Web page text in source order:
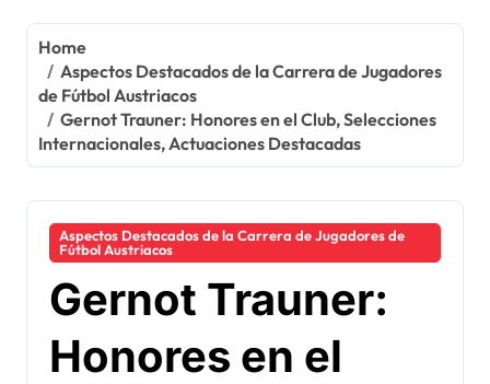
Home
Aspectos Destacados de la Carrera de Jugadores
de Fútbol Austriacos
Gernot Trauner: Honores en el Club, Selecciones
Internacionales, Actuaciones Destacadas
Aspectos Destacados de la Carrera de Jugadores de
Fútbol Austriacos
Gernot Trauner:
Honores en el